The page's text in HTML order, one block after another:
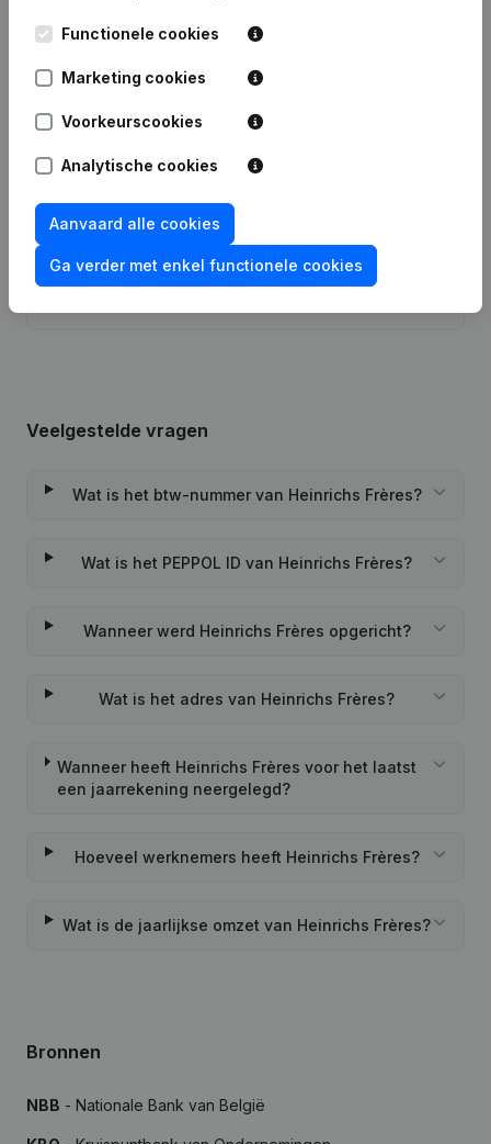
Datum Publicatie
21-12-2023
Statuten (Vertaling, Coördinatie,
Juridische Vorm - Doel -
Algemene vergadering
30-12-2020
Maatschappelijke Zetel - Wijziging
Juridische Vorm
Augmentation Kapitaal - Euro
Veelgestelde vragen
Wat is het btw-nummer van Heinrichs Frères?
Wat is het PEPPOL ID van Heinrichs Frères?
Wanneer werd Heinrichs Frères opgericht?
Wat is het adres van Heinrichs Frères?
Wanneer heeft Heinrichs Frères voor het laatst
een jaarrekening neergelegd?
Hoeveel werknemers heeft Heinrichs Frères?
Wat is de jaarlijkse omzet van Heinrichs Frères?
Bronnen
NBB - Nationale Bank van België
Functionele cookies
Marketing cookies
Voorkeurscookies
Analytische cookies
Aanvaard alle cookies
Ga verder met enkel functionele cookies